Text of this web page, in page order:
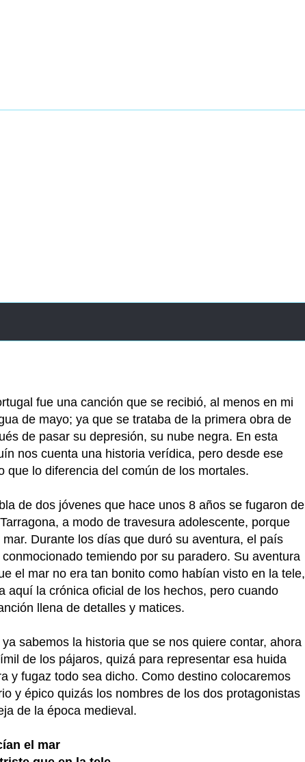
fue una canción que se recibió, al menos en mi
de mayo; ya que se trataba de la primera obra de
de pasar su depresión, su nube negra. En esta
nos cuenta una historia verídica, pero desde ese
que lo diferencia del común de los mortales.
de dos jóvenes que hace unos 8 años se fugaron de
a modo de travesura adolescente, porque
Durante los días que duró su aventura, el país
temiendo por su paradero. Su aventura
el mar no era tan bonito como habían visto en la tele,
aquí la crónica oficial de los hechos, pero cuando
llena de detalles y matices.
sabemos la historia que se nos quiere contar, ahora
de los pájaros, quizá para representar esa huida
y fugaz todo sea dicho. Como destino colocaremos
y épico quizás los nombres de los dos protagonistas
de la época medieval.
el mar